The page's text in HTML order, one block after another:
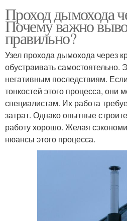
Проход дымохода
Почему важно
правильно?
Узел прохода дымохода через
обустраивать самостоятельно.
негативным последствиям.
тонкостей этого процесса, они
специалистам. Их работа
затрат. Однако опытные
работу хорошо. Желая
нюансы этого процесса.